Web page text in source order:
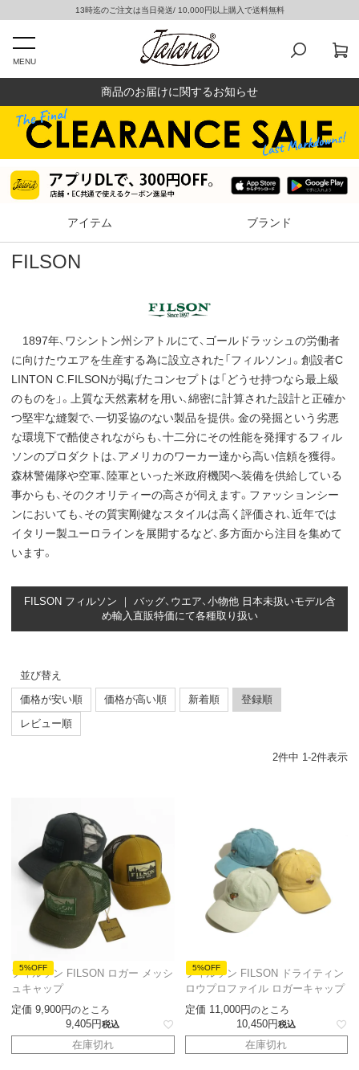
13時迄のご注文は当日発送/ 10,000円以上購入で送料無料
MENU
商品のお届けに関するお知らせ
アイテム ブランド
FILSON
1897年、ワシントン州シアトルにて、ゴールドラッシュの労働者
に向けたウエアを生産する為に設立された「フィルソン」。創設者C
LINTON C.FILSONが掲げたコンセプトは「どうせ持つなら最上級
のものを」。上質な天然素材を用い、綿密に計算された設計と正確か
つ堅牢な縫製で、一切妥協のない製品を提供。金の発掘という劣悪
な環境下で酷使されながらも、十二分にその性能を発揮するフィル
ソンのプロダクトは、アメリカのワーカー達から高い信頼を獲得。
森林警備隊や空軍、陸軍といった米政府機関へ装備を供給している
事からも、そのクオリティーの高さが伺えます。ファッションシー
ンにおいても、その質実剛健なスタイルは高く評価され、近年では
イタリー製ユーロラインを展開するなど、多方面から注目を集めて
います。
FILSON フィルソン ｜ バッグ、ウエア、小物他 日本未扱いモデル含
め輸入直販特価にて各種取り扱い
並び替え
価格が安い順
価格が高い順 新着順
登録順
レビュー順
2件中 1-2件表示
5%OFF
フィルソン FILSON ロガー メッシ
ュキャップ
定価 9,900 のところ
9,405 税込
在庫切れ
5%OFF
フィルソン FILSON ドライティン
ロウプロファイル ロガーキャップ
定価 11,000 のところ
10,450 税込
在庫切れ